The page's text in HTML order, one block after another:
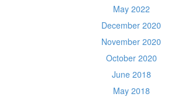
May 2022
December 2020
November 2020
October 2020
June 2018
May 2018